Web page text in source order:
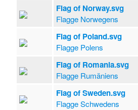
Flag of Norway.svg
Flagge Norwegens
Flag of Poland.svg
Flagge Polens
Flag of Romania.svg
Flagge Rumäniens
Flag of Sweden.svg
Flagge Schwedens